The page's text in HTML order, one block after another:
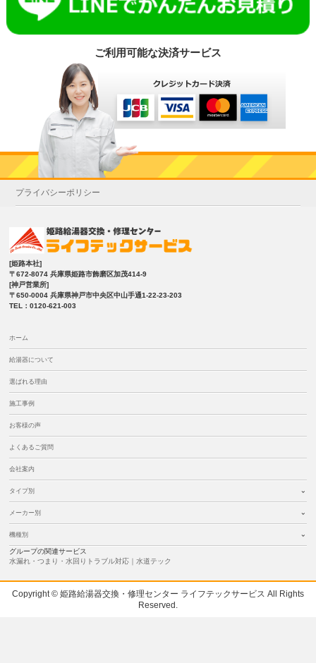
ご利用可能な決済サービス
プライバシーポリシー
[姫路本社]
〒672-8074 兵庫県姫路市飾磨区加茂414-9
[神戸営業所]
〒650-0004 兵庫県神戸市中央区中山手通1-22-23-203
TEL：0120-621-003
ホーム
給湯器について
選ばれる理由
施工事例
お客様の声
よくあるご質問
会社案内
タイプ別
メーカー別
機種別
グループの関連サービス
水漏れ・つまり・水回りトラブル対応｜水道テック
Copyright © 姫路給湯器交換・修理センター ライフテックサービス All Rights
Reserved.